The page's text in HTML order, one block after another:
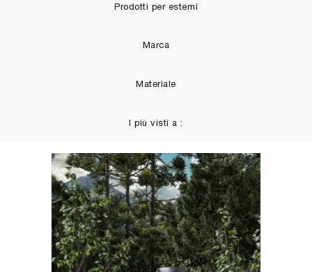
Prodotti per esterni
Marca
Materiale
I più visti a :